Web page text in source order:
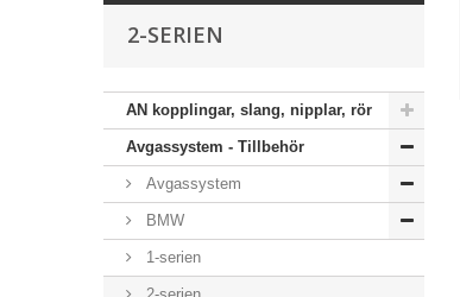
2-SERIEN
AN kopplingar, slang, nipplar, rör
Avgassystem - Tillbehör
Avgassystem
BMW
1-serien